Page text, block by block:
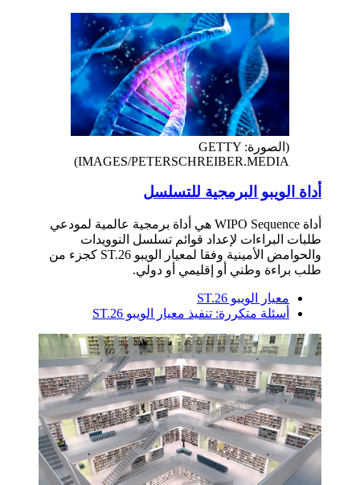
(الصورة: GETTY
IMAGES/PETERSCHREIBER.MEDIA)
أداة الويبو البرمجية للتسلسل
أداة WIPO Sequence هي أداة برمجية عالمية لمودعي
طلبات البراءات لإعداد قوائم تسلسل النوويدات
والحوامض الأمينية وفقا لمعيار الويبو ST.26 كجزء من
طلب براءة وطني أو إقليمي أو دولي.
معيار الويبو ST.26
أسئلة متكررة: تنفيذ معيار الويبو ST.26